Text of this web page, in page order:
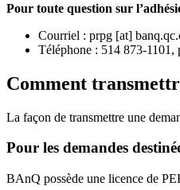
Pour toute question sur
Courriel : prpg [at]
Téléphone : 514 873-
Comment
La façon de transmettre une
Pour les demandes
BAnQ possède une licence de